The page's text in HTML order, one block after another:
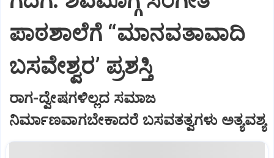
ಪಾಠಶಾಲೆಗೆ “ಮಾನವತಾವಾದಿ
ಬಸವೇಶ್ವರ’ ಪ್ರಶಸ್ತಿ
ರಾಗ-ದ್ವೇಷಗಳಿಲ್ಲದ ಸಮಾಜ
ನಿರ್ಮಾಣವಾಗಬೇಕಾದರೆ ಬಸವತತ್ವಗಳು ಅತ್ಯವಶ್ಯ